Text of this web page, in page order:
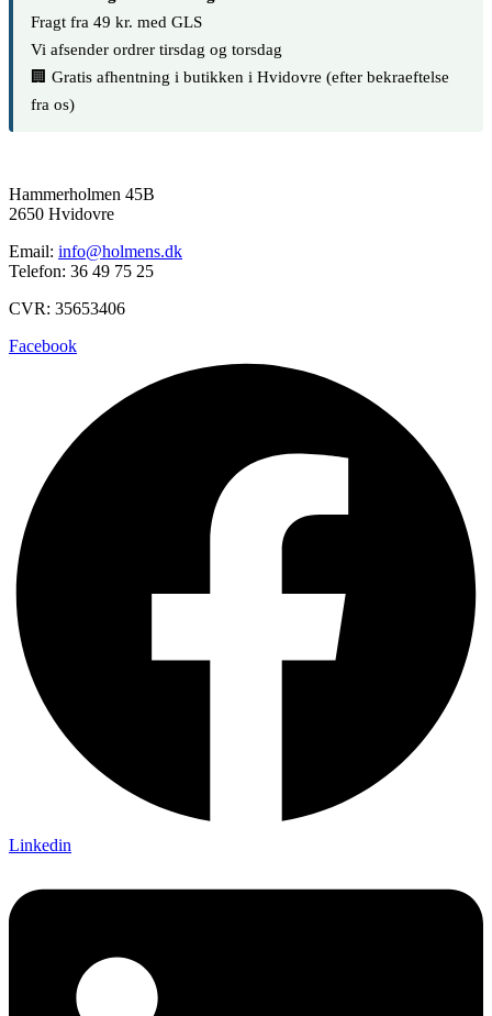
Fragt fra 49 kr. med GLS
Vi afsender ordrer tirsdag og torsdag
🏢 Gratis afhentning i butikken i Hvidovre (efter bekraeftelse
fra os)
Hammerholmen 45B
2650 Hvidovre
Email: info@holmens.dk
Telefon: 36 49 75 25
CVR: 35653406
Facebook
Linkedin